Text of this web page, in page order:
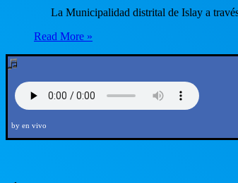
La Municipalidad distrital de Islay a
Read More »
by en vivo